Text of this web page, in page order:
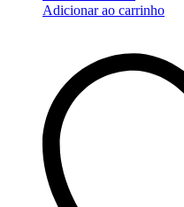
Adicionar ao carrinho